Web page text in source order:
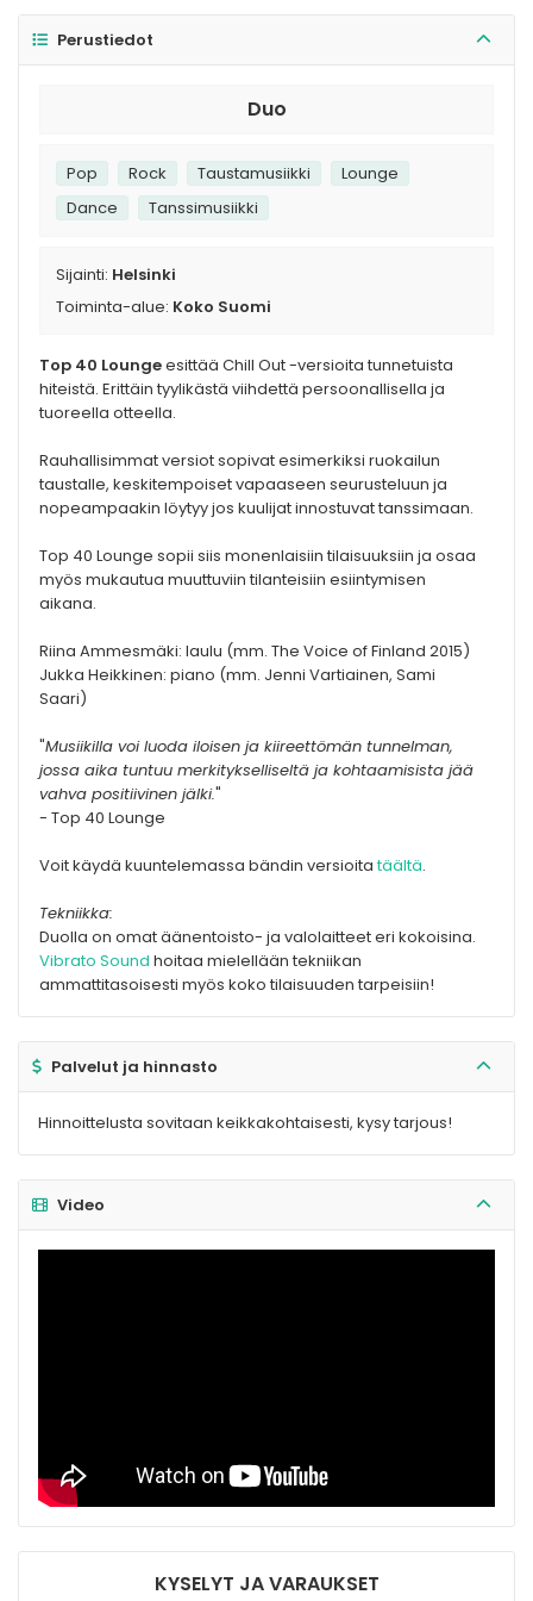
Perustiedot
Top 40 Loungeesittää Chill Out -versioita tunnetuista
hiteistä. Erittäin tyylikästä viihdettä persoonallisella ja
tuoreella otteella.
Rauhallisimmat versiot sopivat esimerkiksi ruokailun
taustalle, keskitempoiset vapaaseen seurusteluun ja
nopeampaakin löytyy jos kuulijat innostuvat tanssimaan.
Top 40 Lounge sopii siis monenlaisiin tilaisuuksiin ja osaa
myös mukautua muuttuviin tilanteisiin esiintymisen
aikana.
Riina Ammesmäki: laulu (mm. The Voice of Finland 2015)
Jukka Heikkinen: piano (mm. Jenni Vartiainen, Sami
Saari)
"Musiikilla voi luoda iloisen ja kiireettömän tunnelman,
jossa aika tuntuu merkitykselliseltä ja kohtaamisista jää
vahva positiivinen jälki."
- Top 40 Lounge
Voit käydä kuuntelemassa bändin versioitatäältä.
Tekniikka:
Duolla on omat äänentoisto- ja valolaitteet eri kokoisina.
Vibrato Sound hoitaa mielellään tekniikan
ammattitasoisesti myös koko tilaisuuden tarpeisiin!
Duo
Pop Rock Taustamusiikki
Lounge
Dance
Tanssimusiikki
Sijainti: Helsinki
Toiminta-alue: Koko Suomi
Palvelut ja hinnasto
Hinnoittelusta sovitaan keikkakohtaisesti, kysy tarjous!
Video
KYSELYT JA VARAUKSET